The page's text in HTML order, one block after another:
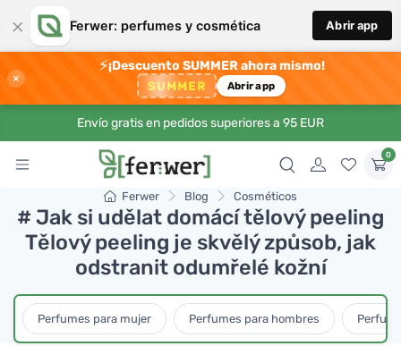
× Ferwer: perfumes y cosmética Abrir app
×
⚡¡Descuento SUMMER ahora mismo!
SUMMER Abrir app
Envío gratis en pedidos superiores a 95 EUR
0
Ferwer Blog Cosméticos
# Jak si udělat domácí tělový peeling
Tělový peeling je skvělý způsob, jak
odstranit odumřelé kožní
Perfumes para mujer Perfumes para hombres